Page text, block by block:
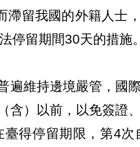
結]" [連
留我國的外籍人士
停留期間30天的措施。
遍維持邊境嚴管，國
）以前，以免簽證
得停留期限，第4